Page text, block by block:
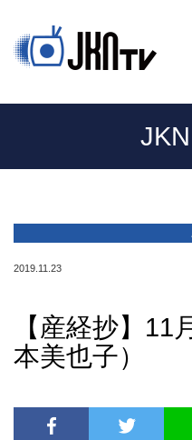
2019.11.23
【産経抄】11
本美也子）